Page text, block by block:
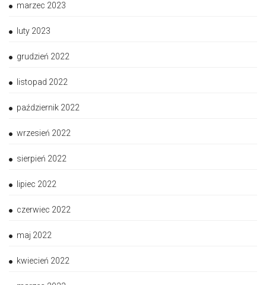
marzec 2023
luty 2023
grudzień 2022
listopad 2022
październik 2022
wrzesień 2022
sierpień 2022
lipiec 2022
czerwiec 2022
maj 2022
kwiecień 2022